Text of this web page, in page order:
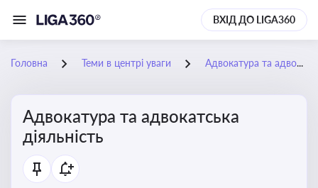
ВХІД ДО LIGA360
Головна Теми в центрі уваги Адвокатура та адвокатська діяльність
Адвокатура та адвокатська
діяльність